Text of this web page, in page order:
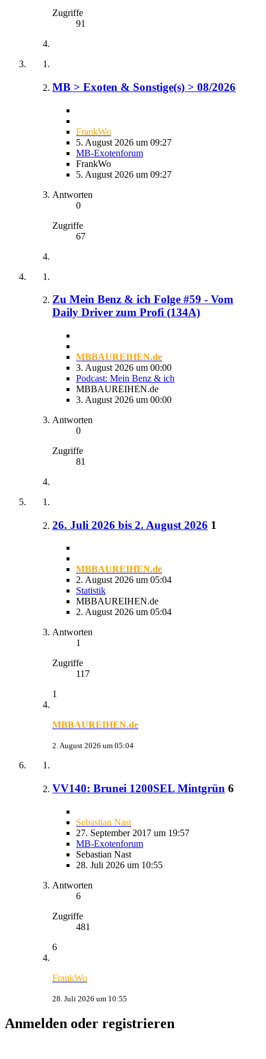
Zugriffe
91
MB > Exoten & Sonstige(s) > 08/2026
FrankWo
5. August 2026 um 09:27
MB-Exotenforum
FrankWo
5. August 2026 um 09:27
Antworten
0
Zugriffe
67
Zu Mein Benz & ich Folge #59 - Vom
Daily Driver zum Profi (134A)
MBBAUREIHEN.de
3. August 2026 um 00:00
Podcast: Mein Benz & ich
MBBAUREIHEN.de
3. August 2026 um 00:00
Antworten
0
Zugriffe
81
26. Juli 2026 bis 2. August 2026 1
MBBAUREIHEN.de
2. August 2026 um 05:04
Statistik
MBBAUREIHEN.de
2. August 2026 um 05:04
Antworten
1
Zugriffe
117
1
MBBAUREIHEN.de
2. August 2026 um 05:04
VV140: Brunei 1200SEL Mintgrün 6
Sebastian Nast
27. September 2017 um 19:57
MB-Exotenforum
Sebastian Nast
28. Juli 2026 um 10:55
Antworten
6
Zugriffe
481
6
FrankWo
28. Juli 2026 um 10:55
Anmelden oder registrieren